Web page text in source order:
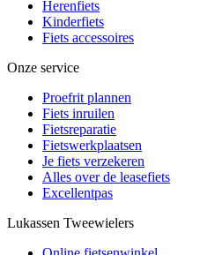
Herenfiets
Kinderfiets
Fiets accessoires
Onze service
Proefrit plannen
Fiets inruilen
Fietsreparatie
Fietswerkplaatsen
Je fiets verzekeren
Alles over de leasefiets
Excellentpas
Lukassen Tweewielers